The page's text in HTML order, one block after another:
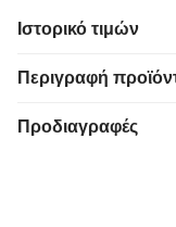
Ιστορικό τιμών
Περιγραφή
Προδιαγραφές